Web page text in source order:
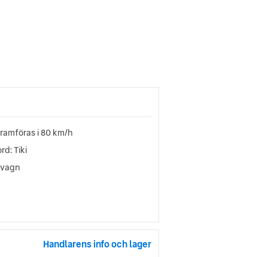
i 80 km/h
Tiki
Handlarens info och lager